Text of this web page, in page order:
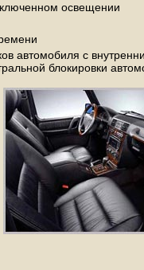
освещении
автомобиля с
блокировки